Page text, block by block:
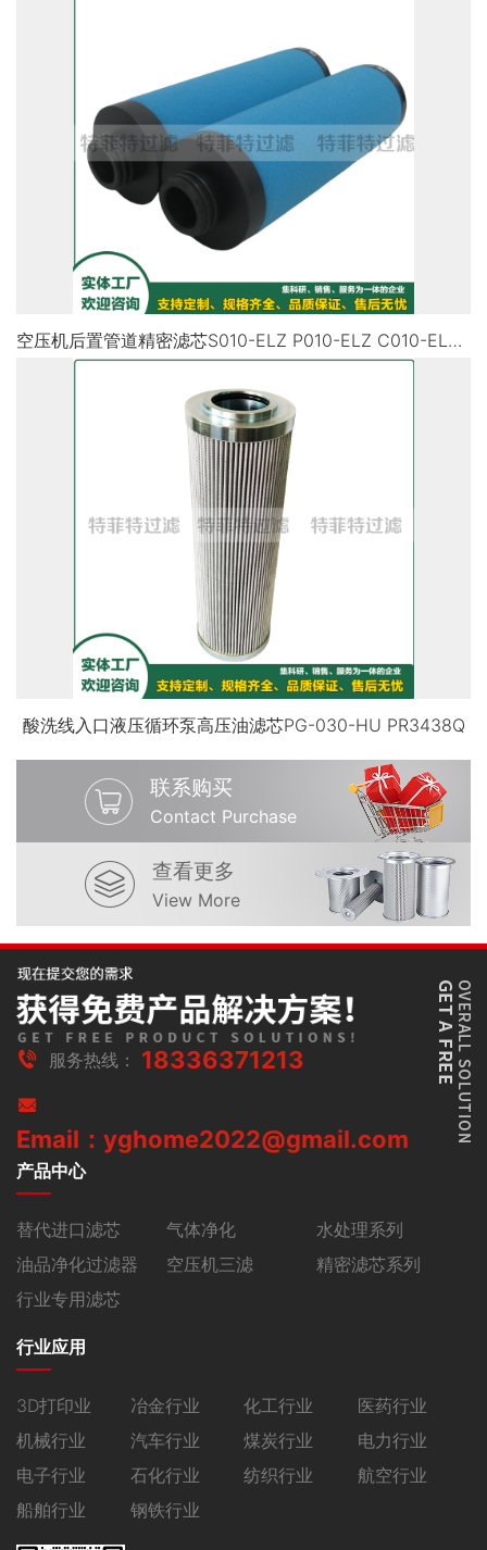
空压机后置管道精密滤芯S010-ELZ P010-ELZ C010-ELZ P010-ELZ
酸洗线入口液压循环泵高压油滤芯PG-030-HU PR3438Q
联系购买
Contact Purchase
查看更多
View More
服务热线： 18336371213
Email：yghome2022@gmail.com
产品中心
替代进口滤芯 气体净化
水处理系列
油品净化过滤器
空压机三滤
精密滤芯系列
行业专用滤芯
行业应用
3D打印业 冶金行业 化工行业
医药行业
机械行业
汽车行业 煤炭行业
电力行业
电子行业
石化行业 纺织行业
航空行业
船舶行业
钢铁行业